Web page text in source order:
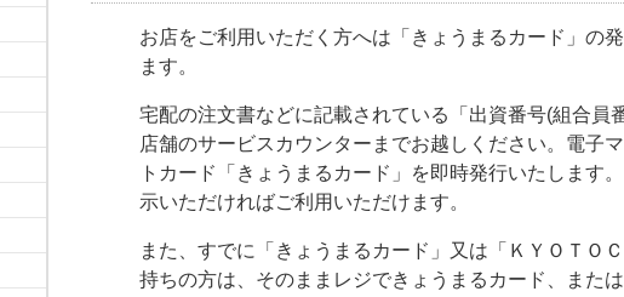
お店をご利用いただく方へは「きょうまるカード」の
ます。
宅配の注文書などに記載されている「出資番号(組合員
店舗のサービスカウンターまでお越しください。電子
トカード「きょうまるカード」を即時発行いたします
示いただければご利用いただけます。
また、すでに「きょうまるカード」又は「ＫＹＯＴＯ
持ちの方は、そのままレジできょうまるカード、また